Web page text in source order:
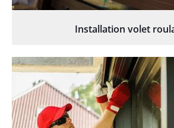
Installation volet